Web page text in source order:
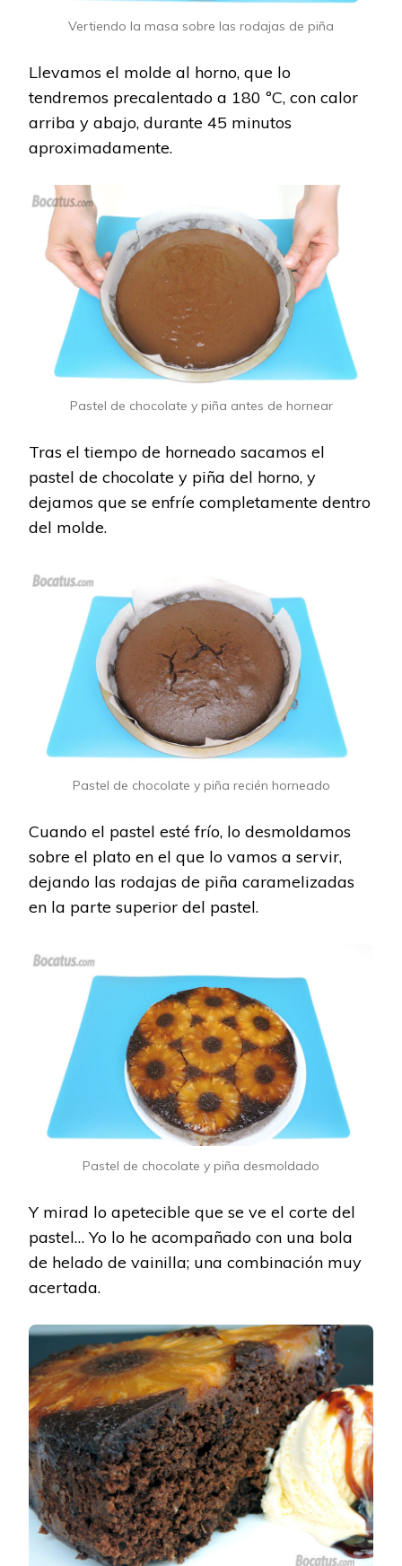
Vertiendo la masa sobre las rodajas de piña
Llevamos el molde al horno, que lo
tendremos precalentado a 180 ºC, con calor
arriba y abajo, durante 45 minutos
aproximadamente.
Pastel de chocolate y piña antes de hornear
Tras el tiempo de horneado sacamos el
pastel de chocolate y piña del horno, y
dejamos que se enfríe completamente dentro
del molde.
Pastel de chocolate y piña recién horneado
Cuando el pastel esté frío, lo desmoldamos
sobre el plato en el que lo vamos a servir,
dejando las rodajas de piña caramelizadas
en la parte superior del pastel.
Pastel de chocolate y piña desmoldado
Y mirad lo apetecible que se ve el corte del
pastel… Yo lo he acompañado con una bola
de helado de vainilla; una combinación muy
acertada.